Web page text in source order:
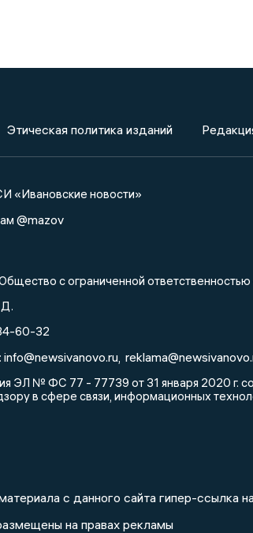
Этическая политика изданий
«Ивановские новости»
@mazov
Общество с ограниченной
60-32
info@newsivanovo.ru,
ЭЛ № ФС 77 - 77739 от 31 января 2020 г.
в сфере связи, информационных
с данного сайта гипер-ссылка
на правах рекламы